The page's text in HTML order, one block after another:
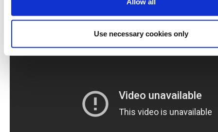
Use necessary cookies only